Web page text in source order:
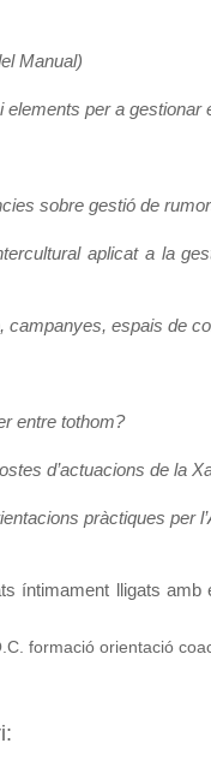
Manual)
elements per a gestionar
sobre gestió de
aplicat a la
campanyes, espais de
entre tothom?
d’actuacions de la
pràctiques per
íntimament lligats
formació orientació